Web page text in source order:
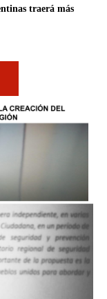
traerá más